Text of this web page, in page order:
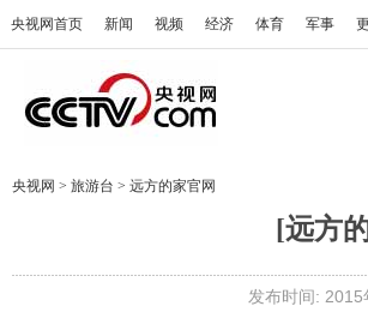
央视网首页 新闻 视频 经济 体育 军事
央视网 > 旅游台 > 远方的家官网
[远方
发布时间: